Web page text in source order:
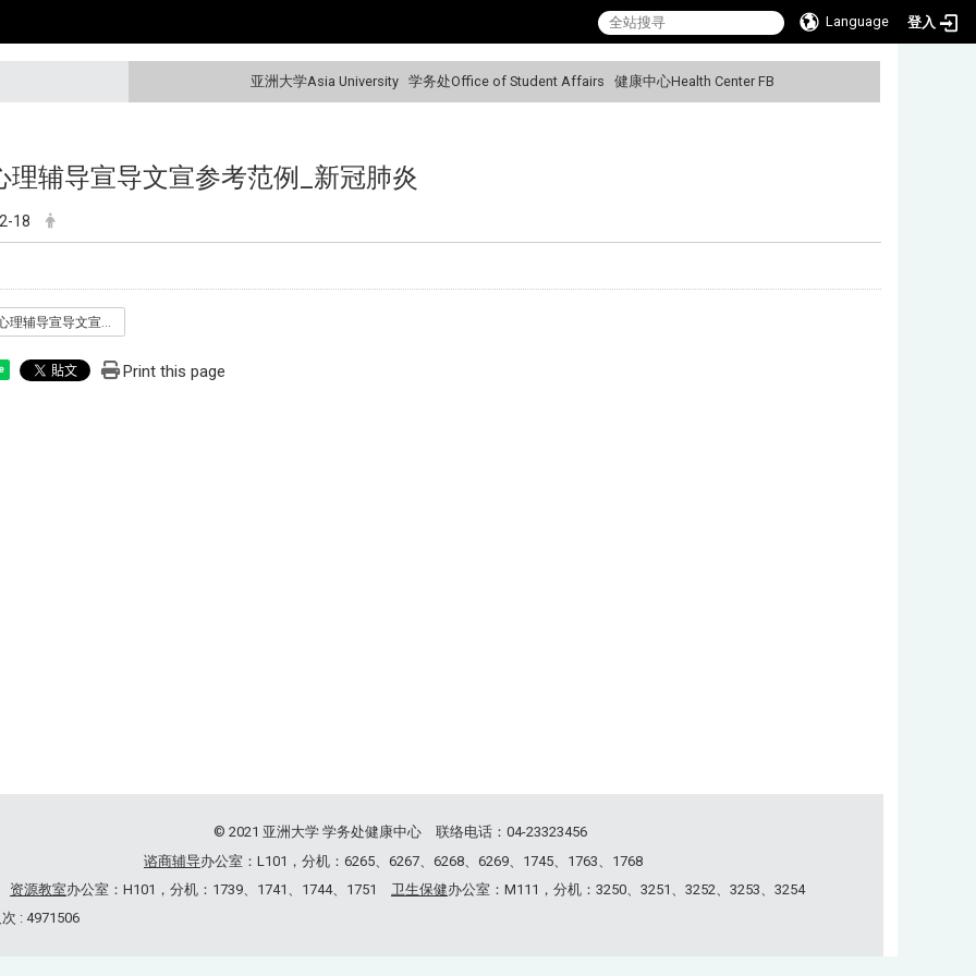
Language 登入
亚洲大学Asia University 学务处Office of Student Affairs 健康中心Health Center FB
理辅导宣导文宣参考范例_新冠肺炎
18
Print this page
© 2021 亚洲大学 学务处健康中心 联络电话：04-23323456
谘商辅导办公室：L101，分机：6265、6267、6268、6269、1745、1763、1768
资源教室办公室：H101，分机：1739、1741、1744、1751 卫生保健办公室：M111，分机：3250、3251、3252、3253、3254
: 4971506